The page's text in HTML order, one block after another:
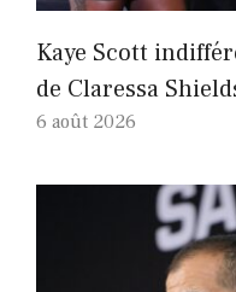
Kaye Scott
de Claressa
6 août 2026